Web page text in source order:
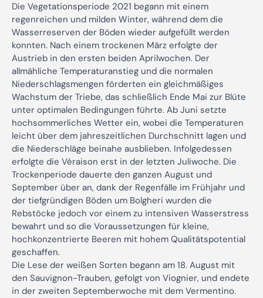
Die Vegetationsperiode 2021 begann mit einem
regenreichen und milden Winter, während dem die
Wasserreserven der Böden wieder aufgefüllt werden
konnten. Nach einem trockenen März erfolgte der
Austrieb in den ersten beiden Aprilwochen. Der
allmähliche Temperaturanstieg und die normalen
Niederschlagsmengen förderten ein gleichmäßiges
Wachstum der Triebe, das schließlich Ende Mai zur Blüte
unter optimalen Bedingungen führte. Ab Juni setzte
hochsommerliches Wetter ein, wobei die Temperaturen
leicht über dem jahreszeitlichen Durchschnitt lagen und
die Niederschläge beinahe ausblieben. Infolgedessen
erfolgte die Véraison erst in der letzten Juliwoche. Die
Trockenperiode dauerte den ganzen August und
September über an, dank der Regenfälle im Frühjahr und
der tiefgründigen Böden um Bolgheri wurden die
Rebstöcke jedoch vor einem zu intensiven Wasserstress
bewahrt und so die Voraussetzungen für kleine,
hochkonzentrierte Beeren mit hohem Qualitätspotential
geschaffen.
Die Lese der weißen Sorten begann am 18. August mit
den Sauvignon-Trauben, gefolgt von Viognier, und endete
in der zweiten Septemberwoche mit dem Vermentino.